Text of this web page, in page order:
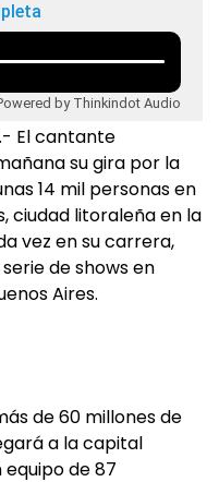
by Thinkindot Audio
El cantante
su gira por la
14 mil personas en
ciudad litoraleña en la
vez en su carrera,
de shows en
Aires.
de 60 millones de
a la capital
de 87